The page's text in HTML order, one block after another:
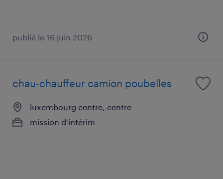
publié le 16 juin 2026
chau-chauffeur camion poubelles
luxembourg centre, centre
mission d'intérim